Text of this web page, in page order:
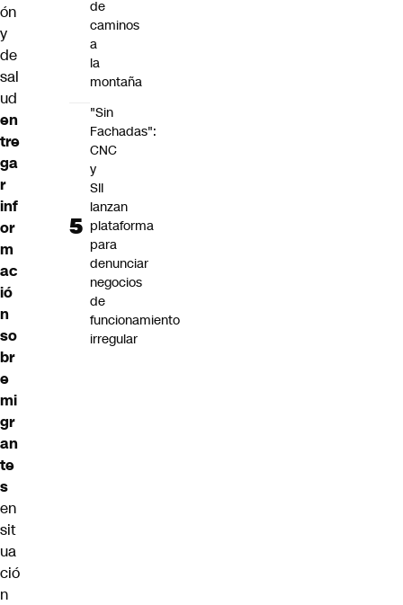
ón
y
de
sal
ud
en
tre
ga
r
inf
or
m
ac
ió
n
so
br
e
mi
gr
an
te
s
en
sit
ua
ció
n
de
caminos
a
la
montaña
"Sin
Fachadas":
CNC
y
SII
lanzan
plataforma
para
denunciar
negocios
de
funcionamiento
irregular